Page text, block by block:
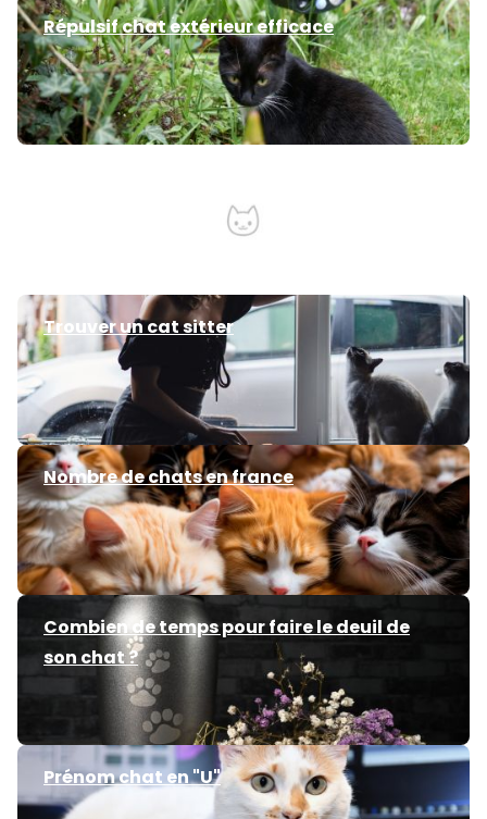
Répulsif chat extérieur efficace
Trouver un cat sitter
Nombre de chats en france
Combien de temps pour faire le deuil de
son chat ?
Prénom chat en "U"